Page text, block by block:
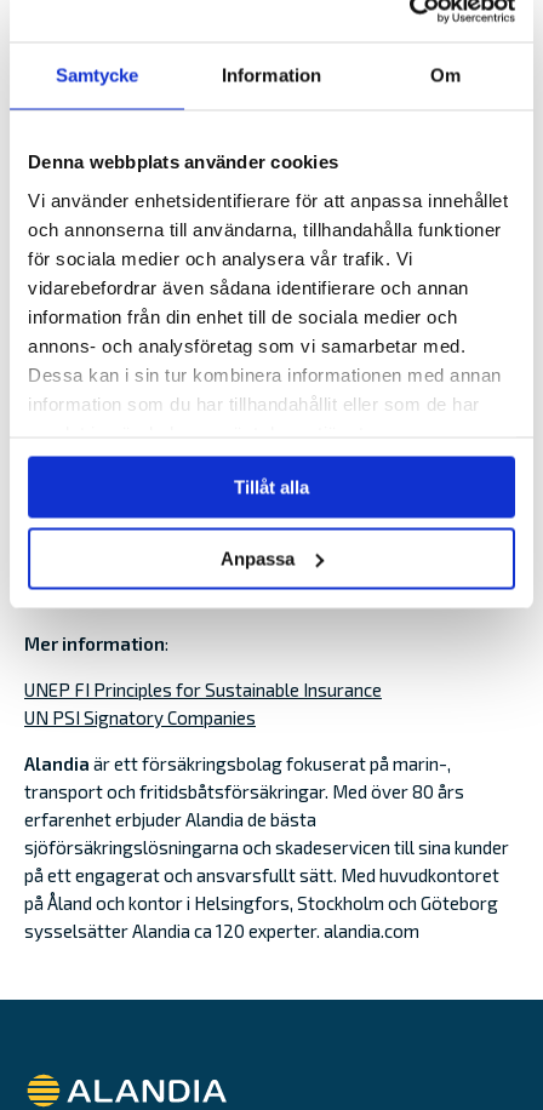
Samtycke Information Om
Denna webbplats använder cookies
Vi använder enhetsidentifierare för att anpassa innehållet
och annonserna till användarna, tillhandahålla funktioner
för sociala medier och analysera vår trafik. Vi
vidarebefordrar även sådana identifierare och annan
information från din enhet till de sociala medier och
annons- och analysföretag som vi samarbetar med.
Dessa kan i sin tur kombinera informationen med annan
information som du har tillhandahållit eller som de har
Tillåt alla
Anpassa
och hållbart sätt i över 80 år. Vi är hedrade över att ha blivit
miljö-, sociala- och styrningsfrågor i vårt beslutsfattande
med försäkringsbranschen ”, säger Alandias VD
PSI:s programansvariga Butch Bacani ger Alandia ett varmt
välkomnande:
”Hållbarhetstänk och praxis är absolut nödvändigt, särskilt
om vi ska undvika katastrofala klimatförändringar och stoppa
och vända naturförlusten. Att signera är bara det första
steget. Nästa centrala steg är att Alandia implementerar
principerna i hela sin verksamhet, i linje med företagets
globala arbetet med att försäkra och investera i övergången
till en inkluderande, motståndskraftig, netto nollutsläpps-
och naturpositiv ekonomi, avslutar Bacani.
Mer information:
UNEP FI Principles for Sustainable Insurance
UN PSI Signatory Companies
Alandia är ett försäkringsbolag fokuserat på marin-,
transport och fritidsbåtsförsäkringar. Med över 80 års
erfarenhet erbjuder Alandia de bästa
sjöförsäkringslösningarna och skadeservicen till sina kunder
på ett engagerat och ansvarsfullt sätt. Med huvudkontoret
på Åland och kontor i Helsingfors, Stockholm och Göteborg
sysselsätter Alandia ca 120 experter. alandia.com
Alandia